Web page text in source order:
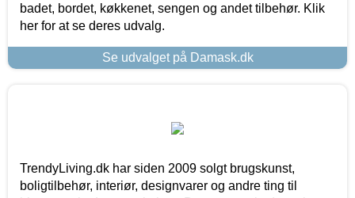
badet, bordet, køkkenet, sengen og andet tilbehør. Klik
her for at se deres udvalg.
Se udvalget på Damask.dk
TrendyLiving.dk har siden 2009 solgt brugskunst,
boligtilbehør, interiør, designvarer og andre ting til